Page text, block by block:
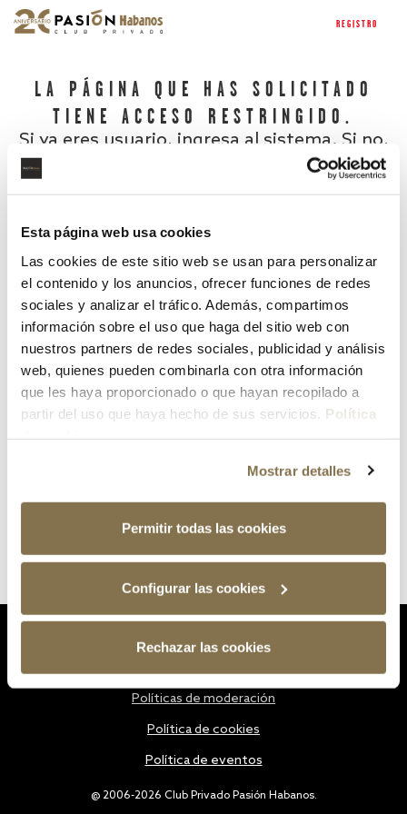
Esta página web usa cookies
Las cookies de este sitio web se usan para personalizar
el contenido y los anuncios, ofrecer funciones de redes
sociales y analizar el tráfico. Además, compartimos
información sobre el uso que haga del sitio web con
nuestros partners de redes sociales, publicidad y análisis
web, quienes pueden combinarla con otra información
que les haya proporcionado o que hayan recopilado a
partir del uso que haya hecho de sus servicios. Política
Mostrar detalles
Permitir todas las cookies
Configurar las cookies
Rechazar las cookies
REGISTRO
LA PÁGINA QUE HAS SOLICITADO
TIENE ACCESO RESTRINGIDO.
Si ya eres usuario, ingresa al sistema. Si no,
¿Has olvidado tu contraseña?
@ 2006-2026 Club Privado Pasión Habanos.
Políticas de moderación
Política de cookies
Política de eventos